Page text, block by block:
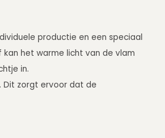
productie en een speciaal
het warme licht van de vlam
in.
Dit zorgt ervoor dat de